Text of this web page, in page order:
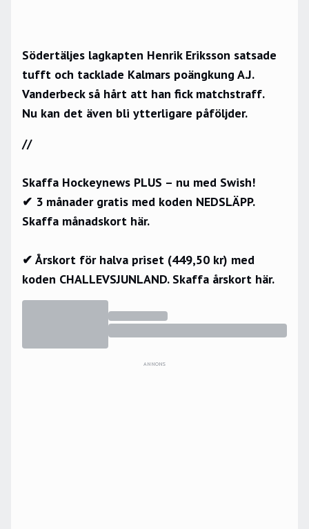
Södertäljes lagkapten Henrik Eriksson satsade
tufft och tacklade Kalmars poängkung A.J.
Vanderbeck så hårt att han fick matchstraff.
Nu kan det även bli ytterligare påföljder.
//
Skaffa Hockeynews PLUS – nu med Swish!
✔ 3 månader gratis med koden NEDSLÄPP.
Skaffa månadskort här.
✔ Årskort för halva priset (449,50 kr) med
koden CHALLEVSJUNLAND. Skaffa årskort här.
ANNONS